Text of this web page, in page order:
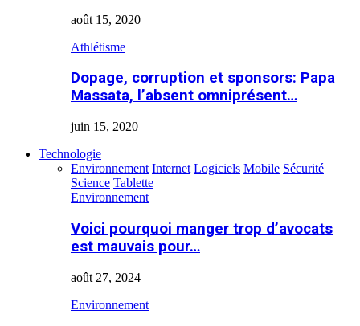
août 15, 2020
Athlétisme
Dopage, corruption et sponsors: Papa
Massata, l’absent omniprésent…
juin 15, 2020
Technologie
Environnement Internet Logiciels Mobile Sécurité
Science Tablette
Environnement
Voici pourquoi manger trop d’avocats
est mauvais pour…
août 27, 2024
Environnement